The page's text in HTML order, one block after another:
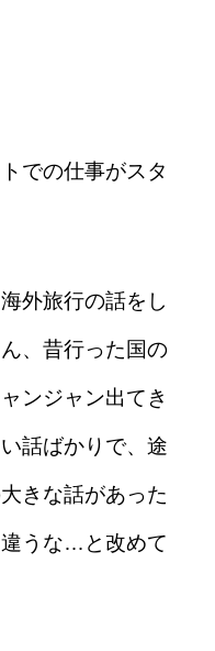
での仕事がスタ
外旅行の話をし
、昔行った国の
ンジャン出てき
話ばかりで、途
きな話があった
うな…と改めて